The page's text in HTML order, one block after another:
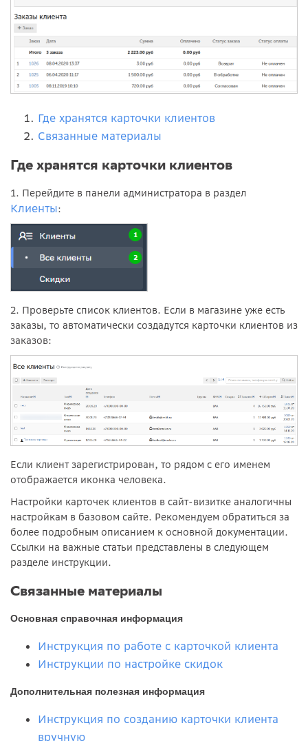
Где хранятся карточки клиентов
Связанные материалы
Где хранятся карточки клиентов
1. Перейдите в панели администратора в раздел
Клиенты:
2. Проверьте список клиентов. Если в магазине уже есть
заказы, то автоматически создадутся карточки клиентов из
заказов:
Если клиент зарегистрирован, то рядом с его именем
отображается иконка человека.
Настройки карточек клиентов в сайт-визитке аналогичны
настройкам в базовом сайте. Рекомендуем обратиться за
более подробным описанием к основной документации.
Ссылки на важные статьи представлены в следующем
разделе инструкции.
Связанные материалы
Основная справочная информация
Инструкция по работе с карточкой клиента
Инструкции по настройке скидок
Дополнительная полезная информация
Инструкция по созданию карточки клиента
вручную